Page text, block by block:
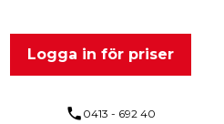
Logga in för priser
phone 0413 - 692 40